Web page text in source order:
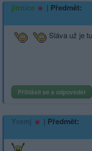
jitrnice | Předmět:
Sláva už je tu
Přihlásit se a odpovědět
Yvemj | Předmět: